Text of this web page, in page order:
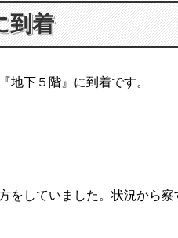
到着
地下５階』に到着です。
をしていました。状況から